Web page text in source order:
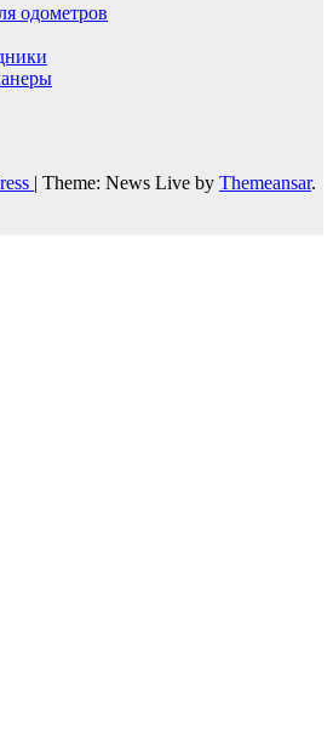
одометров
| Theme: News Live by Themeansar.